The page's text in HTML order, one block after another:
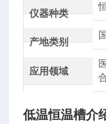
仪器种类
产地类别
应用领域
低温恒温槽介